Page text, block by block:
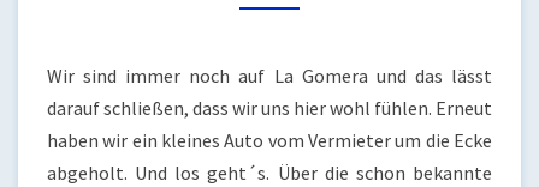
Wir sind immer noch auf La Gomera und das lässt
darauf schließen, dass wir uns hier wohl fühlen. Erneut
haben wir ein kleines Auto vom Vermieter um die Ecke
abgeholt. Und los geht´s. Über die schon bekannte